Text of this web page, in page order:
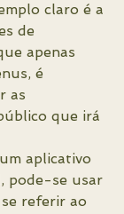
claro é a
de
apenas
é
as
que irá
aplicativo
pode-se usar
referir ao